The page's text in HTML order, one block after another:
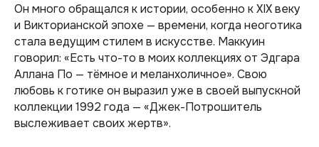
Он много обращался к истории, особенно к XIX веку
и Викторианской эпохе — времени, когда неоготика
стала ведущим стилем в искусстве. Маккуин
говорил: «Есть что-то в моих коллекциях от Эдгара
Аллана По — тёмное и меланхоличное». Свою
любовь к готике он выразил уже в своей выпускной
коллекции 1992 года — «Джек-Потрошитель
выслеживает своих жертв».